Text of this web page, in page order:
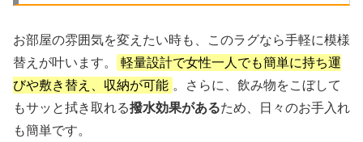
お部屋の雰囲気を変えたい時も、このラグなら手軽に模様
替えが叶います。
軽量設計で女性一人でも簡単に持ち運
びや敷き替え、収納が可能 。さらに、飲み物をこぼして
もサッと拭き取れる撥水効果があるため、日々のお手入れ
も簡単です。